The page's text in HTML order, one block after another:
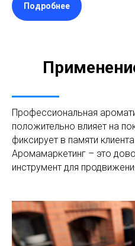
Подробнее
Профессиональная
положительно влияет на
фиксирует в памяти
Аромамаркетинг – это
инструмент для